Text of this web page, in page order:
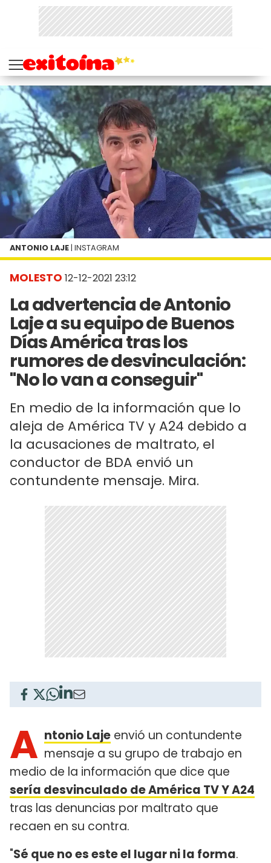
MOLESTO 12-12-2021 23:12
La advertencia de Antonio
Laje a su equipo de Buenos
Días América tras los
rumores de desvinculación:
"No lo van a conseguir"
En medio de la información que lo
aleja de América TV y A24 debido a
la acusaciones de maltrato, el
conductor de BDA envió un
contundente mensaje. Mira.
ANTONIO LAJE | INSTAGRAM
A ntonio Laje envió un contundente
mensaje a su grupo de trabajo en
medio de la información que dice que
sería desvinculado de América TV Y A24
tras las denuncias por maltrato que
recaen en su contra.
"Sé que no es este el lugar ni la forma.